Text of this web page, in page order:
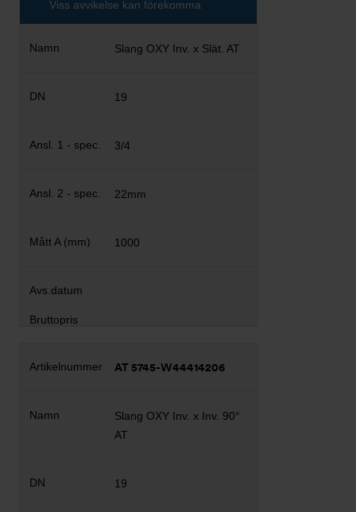
Viss avvikelse kan förekomma
Slang OXY Inv. x Slät. AT
19
3/4
22mm
1000
AT 5745-W44414206
Slang OXY Inv. x Inv. 90°
AT
19